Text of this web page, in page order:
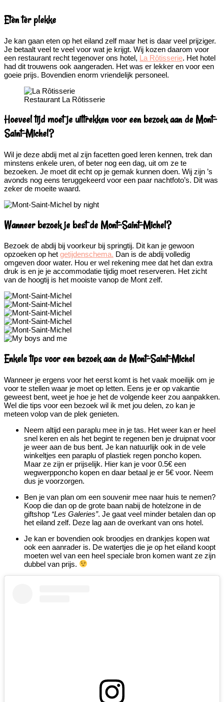
Eten ter plekke
Je kan gaan eten op het eiland zelf maar het is daar veel prijziger.
Je betaalt veel te veel voor wat je krijgt. Wij kozen daarom voor
een restaurant recht tegenover ons hotel, La Rôtisserie. Het hotel
had dit trouwens ook aangeraden. Het was er lekker en voor een
goeie prijs. Bovendien enorm vriendelijk personeel.
Restaurant La Rôtisserie
Hoeveel tijd moet je uittrekken voor een bezoek aan de Mont-
Saint-Michel?
Wil je deze abdij met al zijn facetten goed leren kennen, trek dan
minstens enkele uren, of beter nog een dag, uit om ze te
bezoeken. Je moet dit echt op je gemak kunnen doen. Wij zijn ’s
avonds nog eens teruggekeerd voor een paar nachtfoto’s. Dit was
zeker de moeite waard.
Wanneer bezoek je best de Mont-Saint-Michel?
Bezoek de abdij bij voorkeur bij springtij. Dit kan je gewoon
opzoeken op het getijdenschema. Dan is de abdij volledig
omgeven door water. Hou er wel rekening mee dat het dan extra
druk is en je je accommodatie tijdig moet reserveren. Het zicht
van de hoogtij is het mooiste vanop de Mont zelf.
Enkele tips voor een bezoek aan de Mont-Saint-Michel
Wanneer je ergens voor het eerst komt is het vaak moeilijk om je
voor te stellen waar je moet op letten. Eens je er op vakantie
geweest bent, weet je hoe je het de volgende keer zou aanpakken.
Wel die tips voor een bezoek wil ik met jou delen, zo kan je
meteen volop van de plek genieten.
Neem altijd een paraplu mee in je tas. Het weer kan er heel
snel keren en als het begint te regenen ben je druipnat voor
je weer aan de bus bent. Je kan natuurlijk ook in de vele
winkeltjes een paraplu of plastiek regen poncho kopen.
Maar ze zijn er prijselijk. Hier kan je voor 0.5€ een
wegwerpponcho kopen en daar betaal je er 5€ voor. Neem
dus je voorzorgen.
Ben je van plan om een souvenir mee naar huis te nemen?
Koop die dan op de grote baan nabij de hotelzone in de
giftshop “Les Galeries”. Je gaat veel minder betalen dan op
het eiland zelf. Deze lag aan de overkant van ons hotel.
Je kan er bovendien ook broodjes en drankjes kopen wat
ook een aanrader is. De watertjes die je op het eiland koopt
moeten wel van een heel speciale bron komen want ze zijn
dubbel van prijs.